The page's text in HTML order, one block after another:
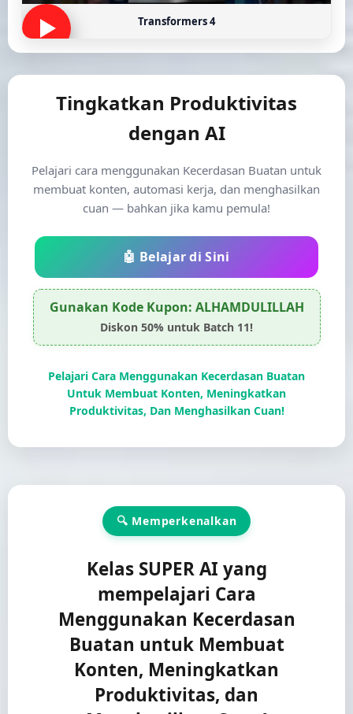
Transformers 4
Tingkatkan Produktivitas
dengan AI
Pelajari cara menggunakan Kecerdasan Buatan untuk
membuat konten, automasi kerja, dan menghasilkan
cuan — bahkan jika kamu pemula!
🤖 Belajar di Sini
Gunakan Kode Kupon: ALHAMDULILLAH
Diskon 50% untuk Batch 11!
Pelajari Cara Menggunakan Kecerdasan Buatan
Untuk Membuat Konten, Meningkatkan
Produktivitas, Dan Menghasilkan Cuan!
🔍 Memperkenalkan
Kelas SUPER AI yang
mempelajari Cara
Menggunakan Kecerdasan
Buatan untuk Membuat
Konten, Meningkatkan
Produktivitas, dan